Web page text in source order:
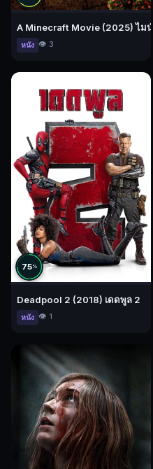
A Minecraft Movie (2025) ไม
หนัง 👁️ 3
75%
Deadpool 2 (2018) เดดพูล 2
หนัง 👁️ 1